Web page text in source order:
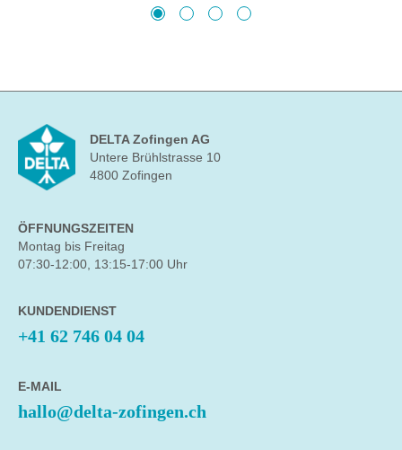
DELTA Zofingen AG
Untere Brühlstrasse 10
4800 Zofingen
ÖFFNUNGSZEITEN
Montag bis Freitag
07:30-12:00, 13:15-17:00 Uhr
KUNDENDIENST
+41 62 746 04 04
E-MAIL
hallo@delta-zofingen.ch